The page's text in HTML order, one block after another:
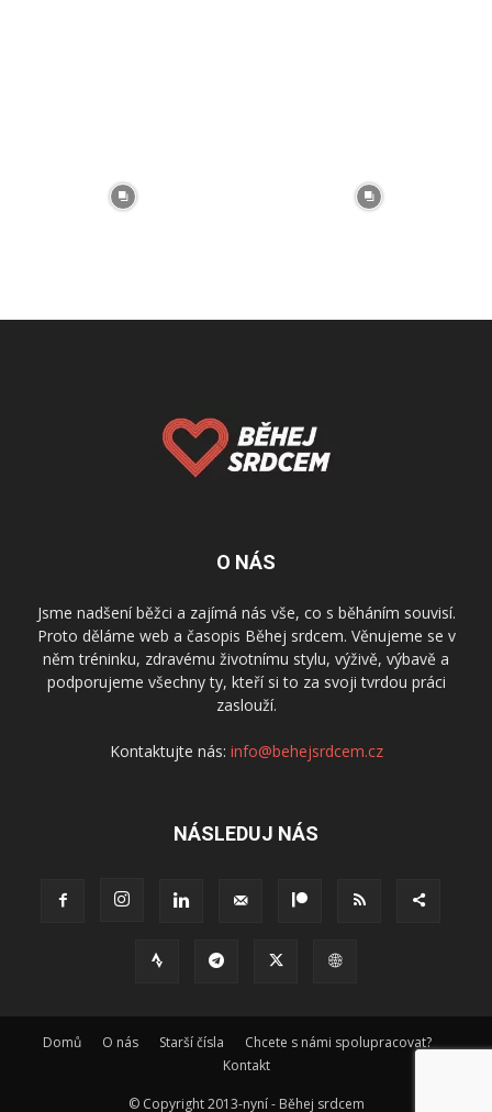
O NÁS
Jsme nadšení běžci a zajímá nás vše, co s běháním souvisí.
Proto děláme web a časopis Běhej srdcem. Věnujeme se v
něm tréninku, zdravému životnímu stylu, výživě, výbavě a
podporujeme všechny ty, kteří si to za svoji tvrdou práci
zaslouží.
Kontaktujte nás: info@behejsrdcem.cz
NÁSLEDUJ NÁS
Domů O nás Starší čísla
Chcete s námi spolupracovat?
Kontakt
© Copyright 2013-nyní - Běhej srdcem